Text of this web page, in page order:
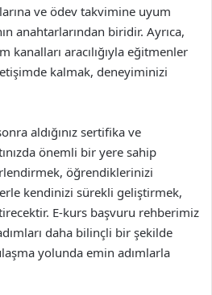
ve ödev takvimine uyum
anahtarlarından biridir. Ayrıca,
aracılığıyla eğitmenler
kalmak, deneyiminizi
aldığınız sertifika ve
önemli bir yere sahip
öğrendiklerinizi
kendinizi sürekli geliştirmek,
E-kurs başvuru rehberimiz
daha bilinçli bir şekilde
yolunda emin adımlarla